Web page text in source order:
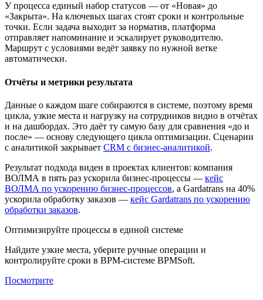
У процесса единый набор статусов — от «Новая» до
«Закрыта». На ключевых шагах стоят сроки и контрольные
точки. Если задача выходит за норматив, платформа
отправляет напоминание и эскалирует руководителю.
Маршрут с условиями ведёт заявку по нужной ветке
автоматически.
Отчёты и метрики результата
Данные о каждом шаге собираются в системе, поэтому время
цикла, узкие места и нагрузку на сотрудников видно в отчётах
и на дашбордах. Это даёт ту самую базу для сравнения «до и
после» — основу следующего цикла оптимизации. Сценарии
с аналитикой закрывает CRM с бизнес-аналитикой.
Результат подхода виден в проектах клиентов: компания
ВОЛМА в пять раз ускорила бизнес-процессы — кейс
ВОЛМА по ускорению бизнес-процессов, а Gardatrans на 40%
ускорила обработку заказов — кейс Gardatrans по ускорению
обработки заказов.
Оптимизируйте процессы в единой системе
Найдите узкие места, уберите ручные операции и
контролируйте сроки в BPM-системе BPMSoft.
Посмотрите